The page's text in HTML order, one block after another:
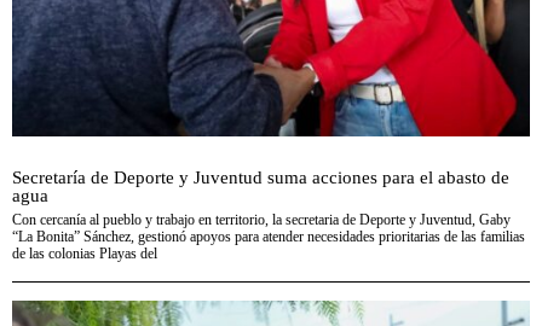
Secretaría de Deporte y Juventud suma acciones para el abasto de
agua
Con cercanía al pueblo y trabajo en territorio, la secretaria de Deporte y Juventud, Gaby
“La Bonita” Sánchez, gestionó apoyos para atender necesidades prioritarias de las familias
de las colonias Playas del